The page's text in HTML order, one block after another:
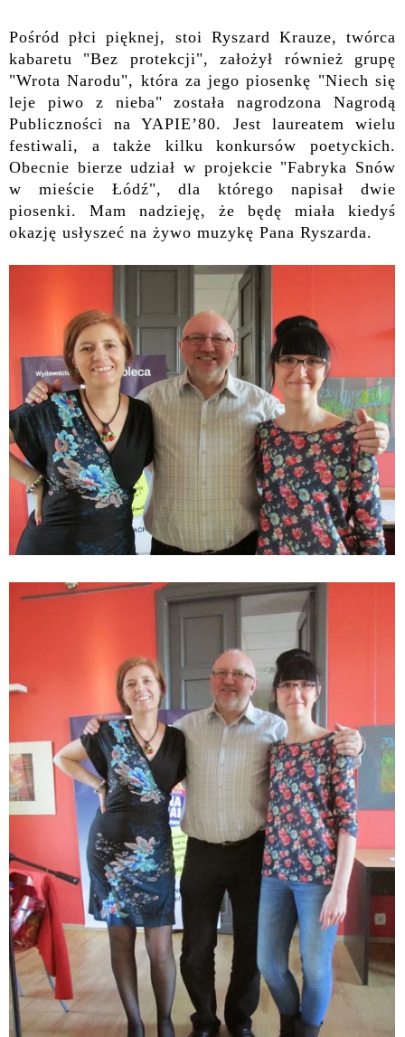
Pośród płci pięknej, stoi Ryszard Krauze, twórca
kabaretu "Bez protekcji", założył również grupę
"Wrota Narodu", która za jego piosenkę "Niech się
leje piwo z nieba" została nagrodzona Nagrodą
Publiczności na YAPIE’80. Jest laureatem wielu
festiwali, a także kilku konkursów poetyckich.
Obecnie bierze udział w projekcie "Fabryka Snów
w mieście Łódź", dla którego napisał dwie
piosenki. Mam nadzieję, że będę miała kiedyś
okazję usłyszeć na żywo muzykę Pana Ryszarda.